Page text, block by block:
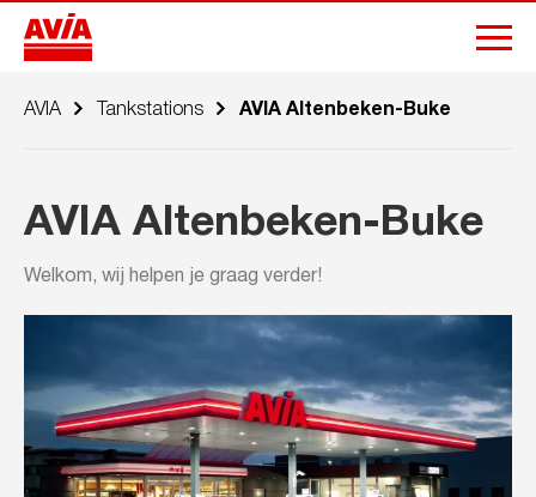
AVIA Tankstations AVIA Altenbeken-Buke
AVIA Altenbeken-Buke
Welkom, wij helpen je graag verder!